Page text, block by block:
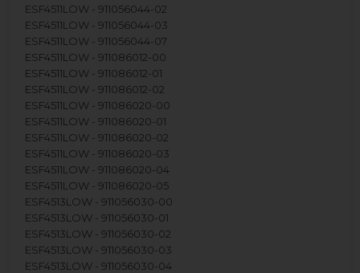
ESF4511LOW - 911056044-02
ESF4511LOW - 911056044-03
ESF4511LOW - 911056044-07
ESF4511LOW - 911086012-00
ESF4511LOW - 911086012-01
ESF4511LOW - 911086012-02
ESF4511LOW - 911086020-00
ESF4511LOW - 911086020-01
ESF4511LOW - 911086020-02
ESF4511LOW - 911086020-03
ESF4511LOW - 911086020-04
ESF4511LOW - 911086020-05
ESF4513LOW - 911056030-00
ESF4513LOW - 911056030-01
ESF4513LOW - 911056030-02
ESF4513LOW - 911056030-03
ESF4513LOW - 911056030-04